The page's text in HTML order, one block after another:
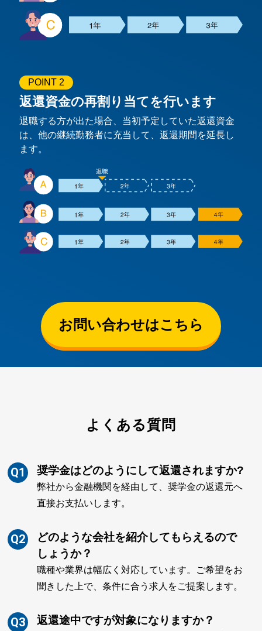
POINT 2
返還資金の再割り当てを行います
退職する方が出た場合、当初予定していた返還資金
は、他の継続勤務者に充当して、返還期間を延長し
ます。
お問い合わせはこちら
よくある質問
Q1 奨学金はどのようにして返還されますか?
弊社から金融機関を経由して、奨学金の返還元へ
直接お支払いします。
Q2
どのような会社を紹介してもらえるので
しょうか？
職種や業界は幅広く対応しています。ご希望をお
聞きした上で、条件に合う求人をご提案します。
Q3 返還途中ですが対象になりますか？